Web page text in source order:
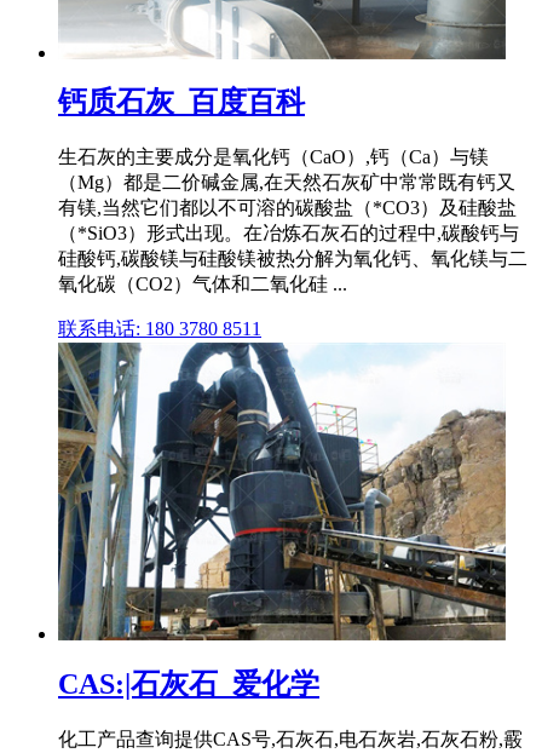
钙质石灰_百度百科
生石灰的主要成分是氧化钙（CaO）,钙（Ca）与镁
（Mg）都是二价碱金属,在天然石灰矿中常常既有钙又
有镁,当然它们都以不可溶的碳酸盐（*CO3）及硅酸盐
（*SiO3）形式出现。在冶炼石灰石的过程中,碳酸钙与
硅酸钙,碳酸镁与硅酸镁被热分解为氧化钙、氧化镁与二
氧化碳（CO2）气体和二氧化硅 ...
联系电话: 180 3780 8511
CAS:|石灰石_爱化学
化工产品查询提供CAS号,石灰石,电石灰岩,石灰石粉,霰